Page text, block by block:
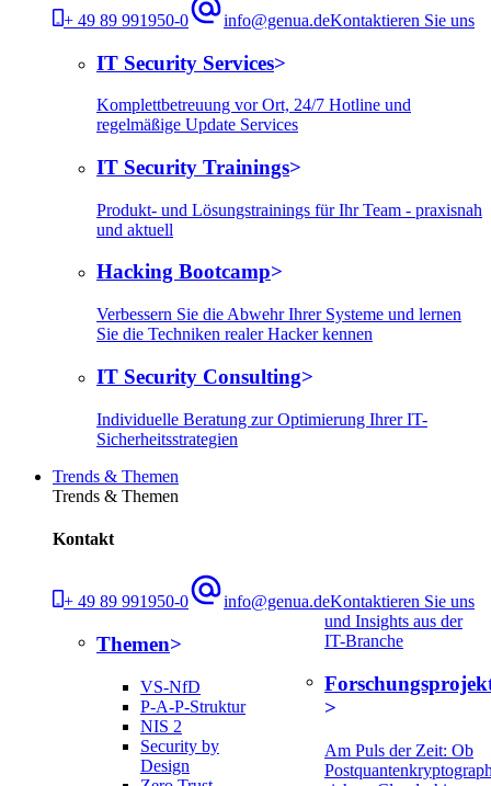
+ 49 89 991950-0 info@genua.deKontaktieren Sie uns
IT Security Services
Komplettbetreuung vor Ort, 24/7 Hotline und
regelmäßige Update Services
IT Security Trainings
Produkt- und Lösungstrainings für Ihr Team - praxisnah
und aktuell
Hacking Bootcamp
Verbessern Sie die Abwehr Ihrer Systeme und lernen
Sie die Techniken realer Hacker kennen
IT Security Consulting
Individuelle Beratung zur Optimierung Ihrer IT-
Sicherheitsstrategien
Trends & Themen
Trends & Themen
Kontakt
+ 49 89 991950-0 info@genua.deKontaktieren Sie uns
Themen
VS-NfD
P-A-P-Struktur
NIS 2
Security by
Design
und Insights aus der
IT-Branche
Am Puls der Zeit: Ob